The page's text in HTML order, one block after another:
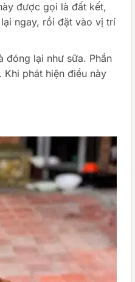
được gọi là đất kết,
ngay, rồi đặt vào vị trí
đóng lại như sữa. Phần
phát hiện điều này